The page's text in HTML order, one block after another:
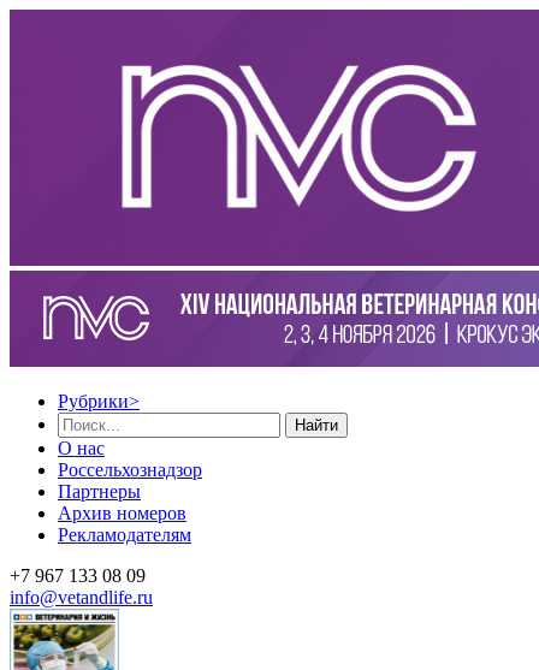
Рубрики>
Найти
О нас
Россельхознадзор
Партнеры
Архив номеров
Рекламодателям
+7 967 133 08 09
info@vetandlife.ru